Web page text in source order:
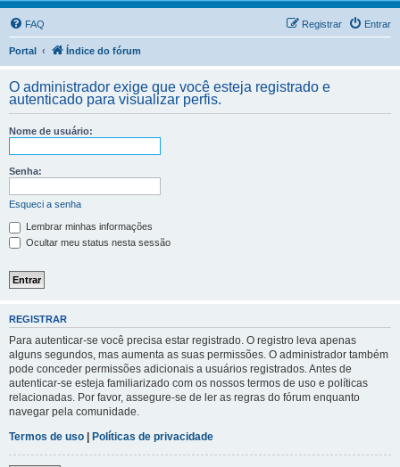
FAQ Entrar
Registrar
Portal Índice do fórum
O administrador exige que você esteja registrado e
autenticado para visualizar perfis.
Nome de usuário:
Senha:
Esqueci a senha
Lembrar minhas informações
Ocultar meu status nesta sessão
REGISTRAR
Para autenticar-se você precisa estar registrado. O registro leva apenas
alguns segundos, mas aumenta as suas permissões. O administrador também
pode conceder permissões adicionais a usuários registrados. Antes de
autenticar-se esteja familiarizado com os nossos termos de uso e políticas
relacionadas. Por favor, assegure-se de ler as regras do fórum enquanto
navegar pela comunidade.
Termos de uso | Políticas de privacidade